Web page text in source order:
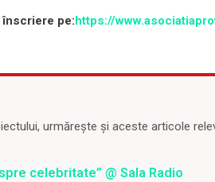
pe:https://
urmărește și aceste articole
celebritate” @ Sala Radio